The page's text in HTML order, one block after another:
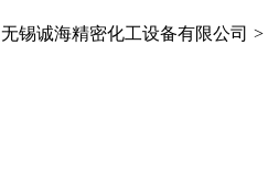
无锡诚海精密化工设备有限公司 >